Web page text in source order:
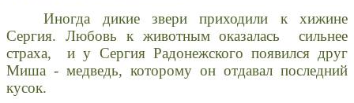
Иногда дикие звери приходили к хижине
Сергия. Любовь к животным оказалась сильнее
страха, и у Сергия Радонежского появился друг
Миша - медведь, которому он отдавал последний
кусок.